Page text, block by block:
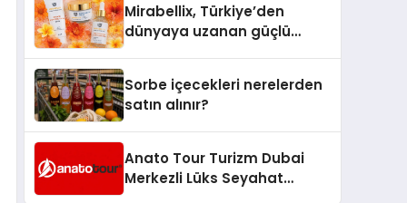
Mirabellix, Türkiye’den
dünyaya uzanan güçlü
Sorbe içecekleri nerelerden
satın alınır?
Anato Tour Turizm Dubai
Merkezli Lüks Seyahat